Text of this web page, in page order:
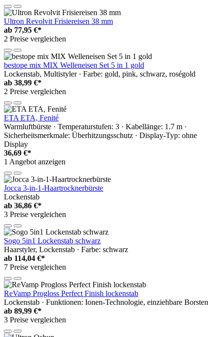
Ultron Revolvit Frisiereisen 38 mm
ab 77,95 €*
2 Preise vergleichen
bestope mix MIX Welleneisen Set 5 in 1 gold
Lockenstab, Multistyler · Farbe: gold, pink, schwarz, roségold
ab 38,99 €*
2 Preise vergleichen
ETA ETA, Fenité
Warmluftbürste · Temperaturstufen: 3 · Kabellänge: 1.7 m ·
Sicherheitsmerkmale: Überhitzungsschutz · Display-Typ: ohne
Display
36,69 €*
1 Angebot anzeigen
Jocca 3-in-1-Haartrocknerbürste
Lockenstab
ab 36,86 €*
3 Preise vergleichen
Sogo 5in1 Lockenstab schwarz
Haarstyler, Lockenstab · Farbe: schwarz
ab 114,04 €*
7 Preise vergleichen
ReVamp Progloss Perfect Finish lockenstab
Lockenstab · Funktionen: Ionen-Technologie, einziehbare Borsten
ab 89,99 €*
3 Preise vergleichen